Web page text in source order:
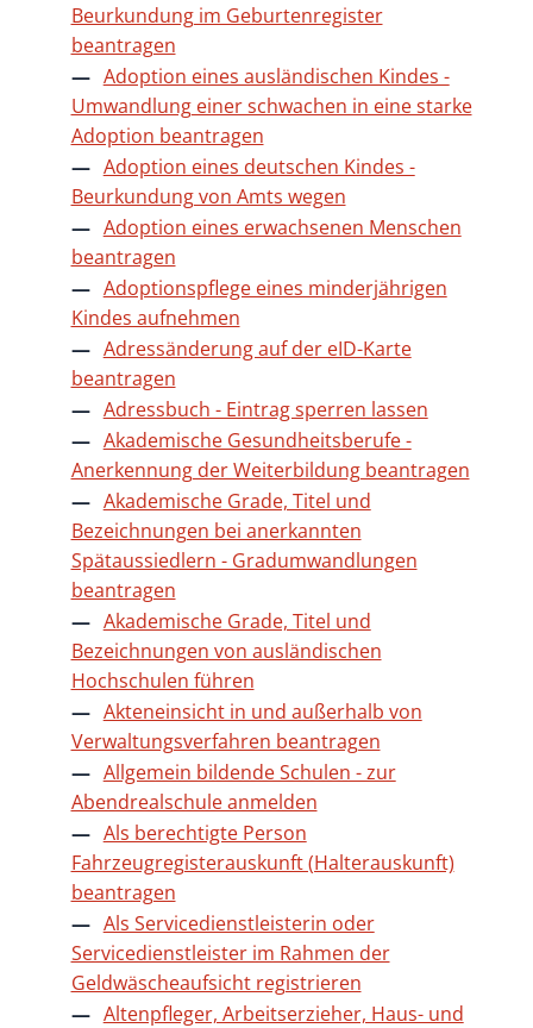
Beurkundung im Geburtenregister
beantragen
Adoption eines ausländischen Kindes -
Umwandlung einer schwachen in eine starke
Adoption beantragen
Adoption eines deutschen Kindes -
Beurkundung von Amts wegen
Adoption eines erwachsenen Menschen
beantragen
Adoptionspflege eines minderjährigen
Kindes aufnehmen
Adressänderung auf der eID-Karte
beantragen
Adressbuch - Eintrag sperren lassen
Akademische Gesundheitsberufe -
Anerkennung der Weiterbildung beantragen
Akademische Grade, Titel und
Bezeichnungen bei anerkannten
Spätaussiedlern - Gradumwandlungen
beantragen
Akademische Grade, Titel und
Bezeichnungen von ausländischen
Hochschulen führen
Akteneinsicht in und außerhalb von
Verwaltungsverfahren beantragen
Allgemein bildende Schulen - zur
Abendrealschule anmelden
Als berechtigte Person
Fahrzeugregisterauskunft (Halterauskunft)
beantragen
Als Servicedienstleisterin oder
Servicedienstleister im Rahmen der
Geldwäscheaufsicht registrieren
Altenpfleger, Arbeitserzieher, Haus- und